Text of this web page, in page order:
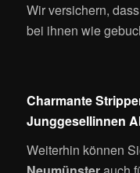
Wir versichern,
bei ihnen wie
Charmante
Junggesellinnen
Weiterhin können